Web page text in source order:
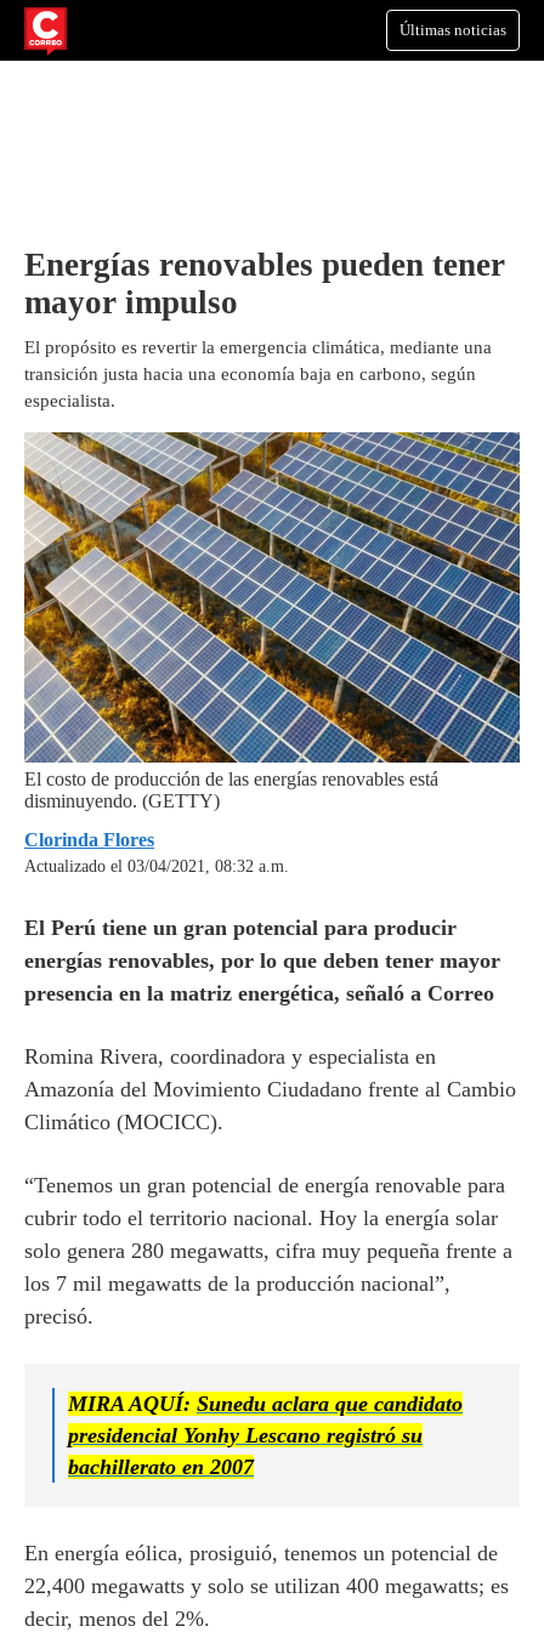
Últimas noticias
Energías renovables pueden tener
mayor impulso
El propósito es revertir la emergencia climática, mediante una
transición justa hacia una economía baja en carbono, según
especialista.
El costo de producción de las energías renovables está
disminuyendo. (GETTY)
Clorinda Flores
Actualizado el 03/04/2021, 08:32 a.m.
El Perú tiene un gran potencial para producir
energías renovables, por lo que deben tener mayor
presencia en la matriz energética, señaló a Correo
Romina Rivera, coordinadora y especialista en
Amazonía del Movimiento Ciudadano frente al Cambio
Climático (MOCICC).
“Tenemos un gran potencial de energía renovable para
cubrir todo el territorio nacional. Hoy la energía solar
solo genera 280 megawatts, cifra muy pequeña frente a
los 7 mil megawatts de la producción nacional”,
precisó.
MIRA AQUÍ: Sunedu aclara que candidato
presidencial Yonhy Lescano registró su
bachillerato en 2007
En energía eólica, prosiguió, tenemos un potencial de
22,400 megawatts y solo se utilizan 400 megawatts; es
decir, menos del 2%.